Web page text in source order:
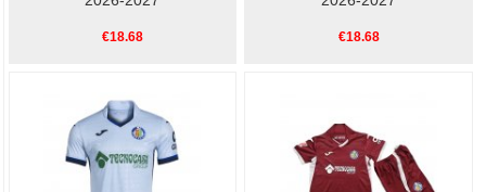
€18.68 €18.68